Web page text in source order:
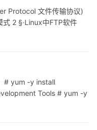
Protocol 文件传输协议)
式 2 §·Linux中FTP软件
11 §·FT…
# yum -y install
Tools # yum -y